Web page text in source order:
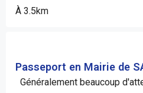
À 3.5km
Passeport en Mairie de
Généralement beaucoup